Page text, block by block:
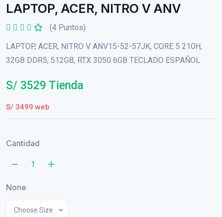
LAPTOP, ACER, NITRO V ANV
(4 Puntos)
LAPTOP, ACER, NITRO V ANV15-52-57JK, CORE 5 210H,
32GB DDR5, 512GB, RTX 3050 6GB TECLADO ESPAÑOL
S/ 3529 Tienda
S/ 3499 web
Cantidad
None
Choose Size